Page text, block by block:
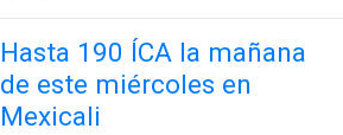
Hasta 190 ÍCA la mañana
de este miércoles en
Mexicali